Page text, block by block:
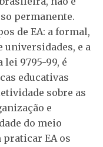
permanente.
de EA: a formal,
universidades, e a
lei 9795-99, é
educativas
sobre as
e
do meio
praticar EA os